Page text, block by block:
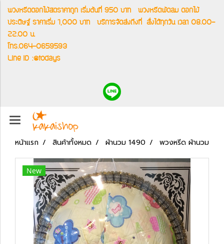
พวงหรีดดอกไม้สดราคาถูก เริ่มต้นที่ 950 บาท พวงหรีดพัดลม ดอกไม้
ประดิษฐ์ ราคาเริ่ม 1,000 บาท บริการจัดส่งถึงที่ สั่งได้ทุกวัน เวลา 08.00-
22.00 น.
โทร.064-0659593
Line ID :@todays
หน้าแรก สินค้าทั้งหมด ผ้านวม 1490 พวงหรีด ผ้านวม
New